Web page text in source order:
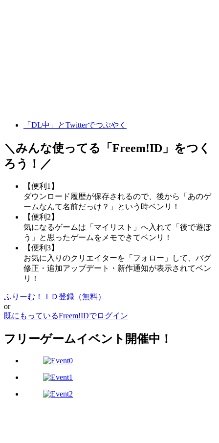
「DL中」とTwitterでつぶやく
＼みんな使ってる「 Freem!ID 」をつく
ろう！／
【便利1】
ダウンロード履歴が保存されるので、後から「あのゲ
ームなんて名前だっけ？」という時ベンリ！
【便利2】
気になるゲームは「マイリスト」へ入れて「後で遊ぼ
う」と思ったゲームをメモできてベンリ！
【便利3】
お気に入りのクリエイターを「フォロー」して、バグ
修正・追加アップデート・新作通知が表示されてベン
リ！
ふりーむ！ＩＤ登録（無料）
or
既にもっているFreem!IDでログイン
フリーゲームイベント開催中！